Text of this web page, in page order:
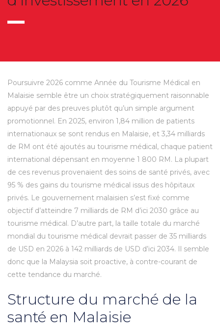
Poursuivre 2026 comme Année du Tourisme Médical en
Malaisie semble être un choix stratégiquement raisonnable
appuyé par des preuves plutôt qu’un simple argument
promotionnel. En 2025, environ 1,84 million de patients
internationaux se sont rendus en Malaisie, et 3,34 milliards
de RM ont été ajoutés au tourisme médical, chaque patient
international dépensant en moyenne 1 800 RM. La plupart
de ces revenus provenaient des soins de santé privés, avec
95 % des gains du tourisme médical issus des hôpitaux
privés. Le gouvernement malaisien s’est fixé comme
objectif d’atteindre 7 milliards de RM d’ici 2030 grâce au
tourisme médical. D’autre part, la taille totale du marché
mondial du tourisme médical devrait passer de 35 milliards
de USD en 2026 à 142 milliards de USD d’ici 2034. Il semble
donc que la Malaysia soit proactive, à contre-courant de
cette tendance du marché.
Structure du marché de la
santé en Malaisie